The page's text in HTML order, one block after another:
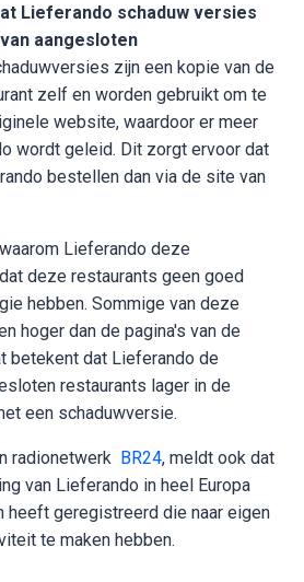
Lieferando schaduw versies
aangesloten
zijn een kopie van de
zelf en worden gebruikt om te
website, waardoor er meer
wordt geleid. Dit zorgt ervoor dat
bestellen dan via de site van
Lieferando deze
deze restaurants geen goed
hebben. Sommige van deze
hoger dan de pagina's van de
betekent dat Lieferando de
restaurants lager in de
een schaduwversie.
radionetwerk BR24, meldt ook dat
van Lieferando in heel Europa
heeft geregistreerd die naar eigen
te maken hebben.